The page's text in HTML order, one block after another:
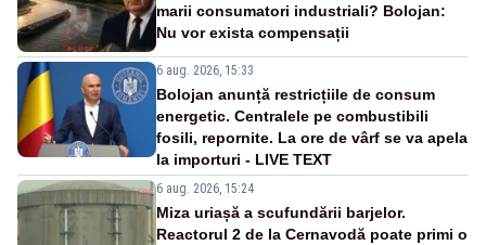
marii consumatori industriali? Bolojan:
Nu vor exista compensații
6 aug. 2026, 15:33
Bolojan anunță restricțiile de consum
energetic. Centralele pe combustibili
fosili, repornite. La ore de vârf se va apela
la importuri - LIVE TEXT
6 aug. 2026, 15:24
Miza uriașă a scufundării barjelor.
Reactorul 2 de la Cernavodă poate primi o